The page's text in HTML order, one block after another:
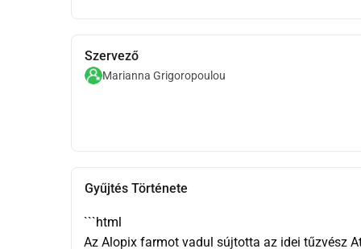
Szervező
Marianna Grigoropoulou
Gyűjtés Története
```html
Az Alopix farmot vadul sújtotta az idei tűzvész